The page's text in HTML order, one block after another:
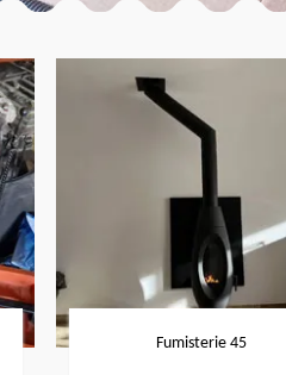
Fumisterie 45